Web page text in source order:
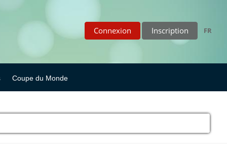
Connexion Inscription FR
Coupe du Monde